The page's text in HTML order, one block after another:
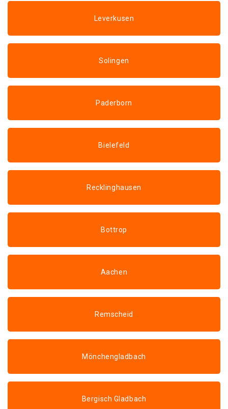
Leverkusen
Solingen
Paderborn
Bielefeld
Recklinghausen
Bottrop
Aachen
Remscheid
Mönchengladbach
Bergisch Gladbach